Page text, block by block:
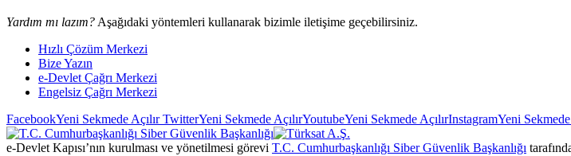
Yardım mı lazım? Aşağıdaki yöntemleri kullanarak bizimle iletişime geçebilirsiniz.
Hızlı Çözüm Merkezi
Bize Yazın
e-Devlet Çağrı Merkezi
Engelsiz Çağrı Merkezi
FacebookYeni Sekmede AçılırTwitterYeni Sekmede AçılırYoutubeYeni Sekmede AçılırInstagramYeni Sekmede
e-Devlet Kapısı’nın kurulması ve yönetilmesi görevi T.C. Cumhurbaşkanlığı Siber Güvenlik Başkanlığı